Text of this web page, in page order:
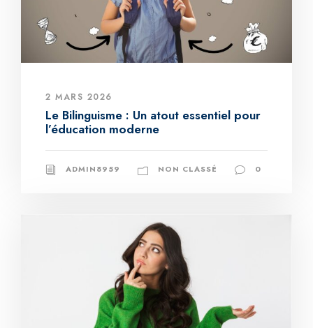
2 MARS 2026
Le Bilinguisme : Un atout essentiel pour
l’éducation moderne
ADMIN8959 NON CLASSÉ 0